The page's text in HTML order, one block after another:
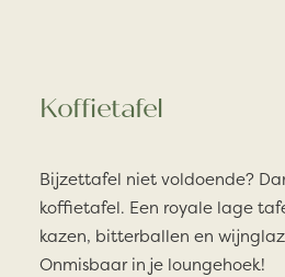
Koffietafel
Bijzettafel niet voldoende?
koffietafel. Een royale lage
kazen, bitterballen en
Onmisbaar in je loungehoek!